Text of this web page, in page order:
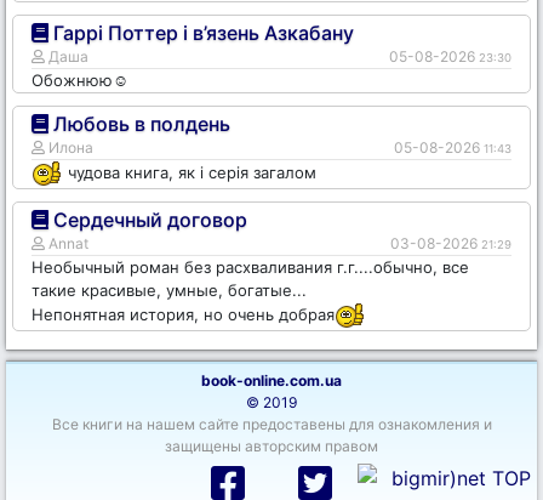
Гаррі Поттер і в’язень Азкабану
Даша 05-08-2026 23:30
Обожнюю☺️
Любовь в полдень
Илона 05-08-2026 11:43
чудова книга, як і серія загалом
Сердечный договор
Annat 03-08-2026 21:29
Необычный роман без расхваливания г.г....обычно, все
такие красивые, умные, богатые...
Непонятная история, но очень добрая
book-online.com.ua
© 2019
Все книги на нашем сайте предоставены для ознакомления и
защищены авторским правом